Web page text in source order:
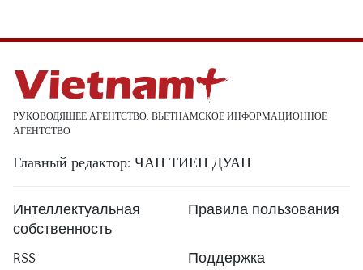
РУКОВОДЯЩЕЕ АГЕНТСТВО: ВЬЕТНАМСКОЕ ИНФОРМАЦИОННОЕ
АГЕНТСТВО
Главный редактор: ЧАН ТИЕН ДУАН
Интеллектуальная
собственность
Правила пользования
RSS Поддержка